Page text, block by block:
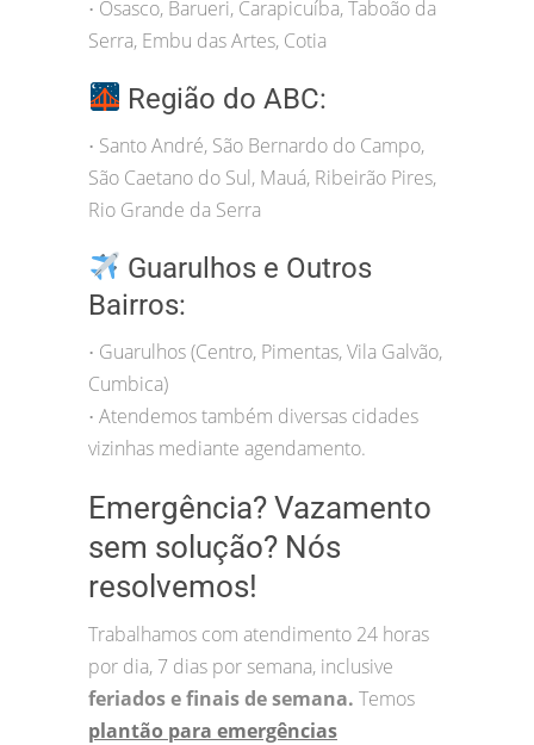
• Osasco, Barueri, Carapicuíba, Taboão da
Serra, Embu das Artes, Cotia
Região do ABC:
• Santo André, São Bernardo do Campo,
São Caetano do Sul, Mauá, Ribeirão Pires,
Rio Grande da Serra
Guarulhos e Outros
Bairros:
• Guarulhos (Centro, Pimentas, Vila Galvão,
Cumbica)
• Atendemos também diversas cidades
vizinhas mediante agendamento.
Emergência? Vazamento
sem solução? Nós
resolvemos!
Trabalhamos com atendimento 24 horas
por dia, 7 dias por semana, inclusive
feriados e finais de semana. Temos
plantão para emergências